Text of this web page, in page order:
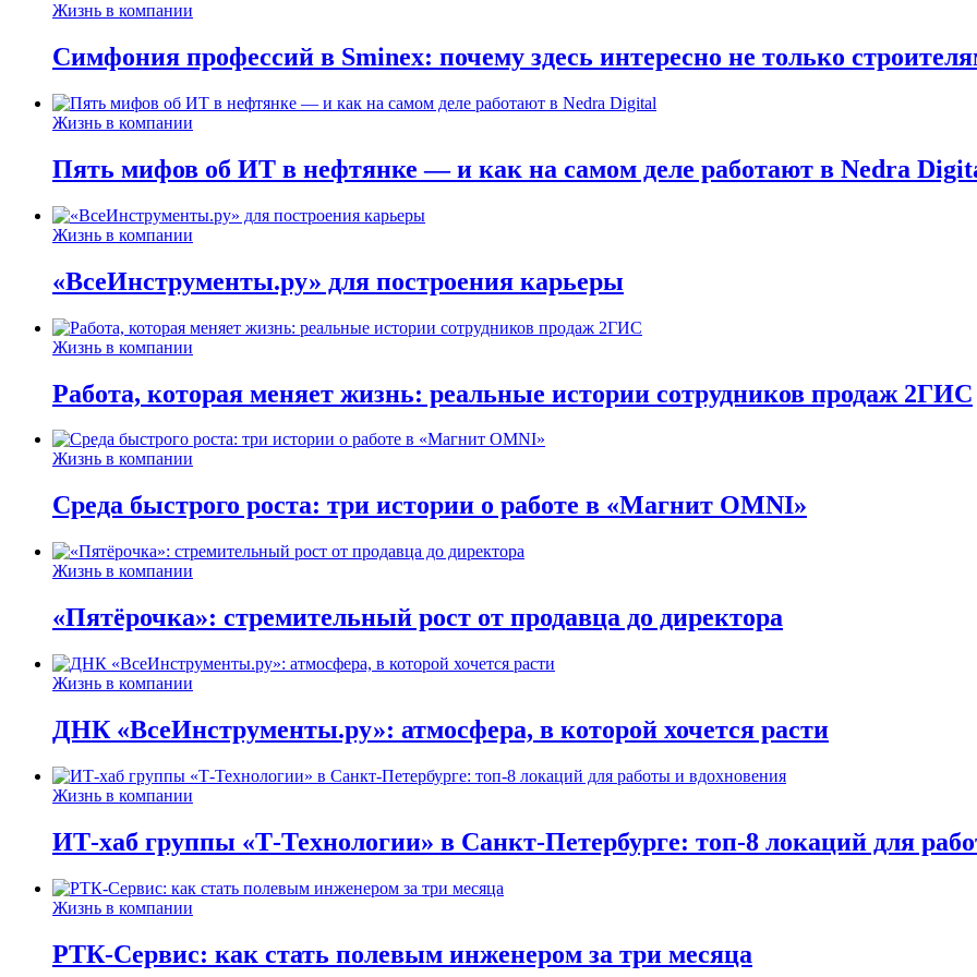
Жизнь в компании
Симфония профессий в Sminex: почему здесь интересно не только
Жизнь в компании
Пять мифов об ИТ в нефтянке — и как на самом деле работают в Nedra
Жизнь в компании
«ВсеИнструменты.ру» для построения карьеры
Жизнь в компании
Работа, которая меняет жизнь: реальные истории сотрудников продаж 2ГИС
Жизнь в компании
Среда быстрого роста: три истории о работе в «Магнит OMNI»
Жизнь в компании
«Пятёрочка»: стремительный рост от продавца до директора
Жизнь в компании
ДНК «ВсеИнструменты.ру»: атмосфера, в которой хочется расти
Жизнь в компании
ИТ-хаб группы «Т-Технологии» в Санкт-Петербурге: топ-8 локаций для
Жизнь в компании
РТК-Сервис: как стать полевым инженером за три месяца